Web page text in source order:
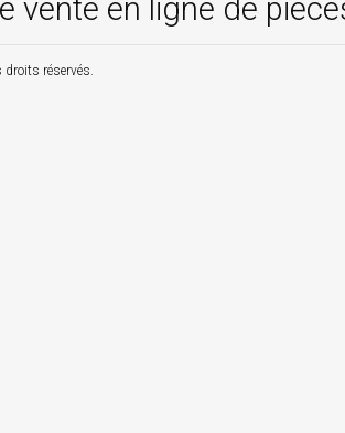
vente en ligne de
droits réservés.